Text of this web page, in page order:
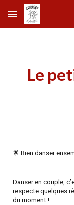
Skip to main
Le
🌟 Bien danser
Danser en couple,
respecte quelques
du moment !